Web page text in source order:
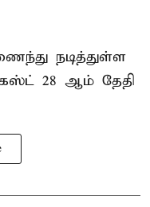
நடித்துள்ள
28 ஆம் தேதி